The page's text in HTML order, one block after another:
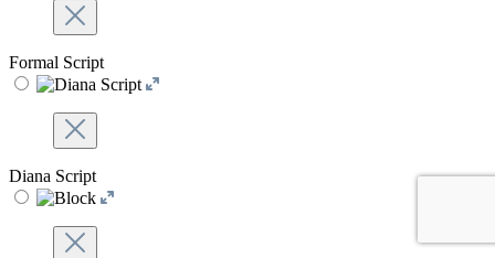
Formal Script
Diana Script